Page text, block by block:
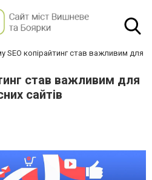
SEO копірайтинг став важливим для
став важливим для
сайтів